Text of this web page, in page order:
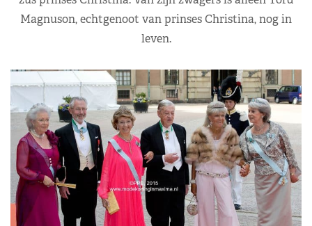
Magnuson, echtgenoot van prinses Christina, nog in
leven.